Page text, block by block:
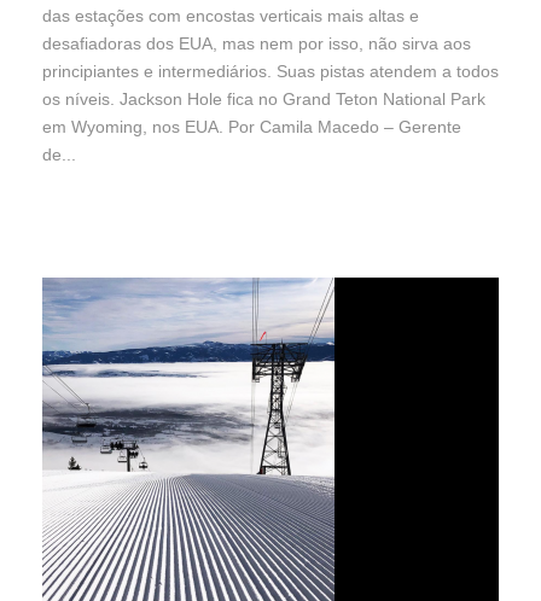
das estações com encostas verticais mais altas e
desafiadoras dos EUA, mas nem por isso, não sirva aos
principiantes e intermediários. Suas pistas atendem a todos
os níveis. Jackson Hole fica no Grand Teton National Park
em Wyoming, nos EUA. Por Camila Macedo – Gerente
de...